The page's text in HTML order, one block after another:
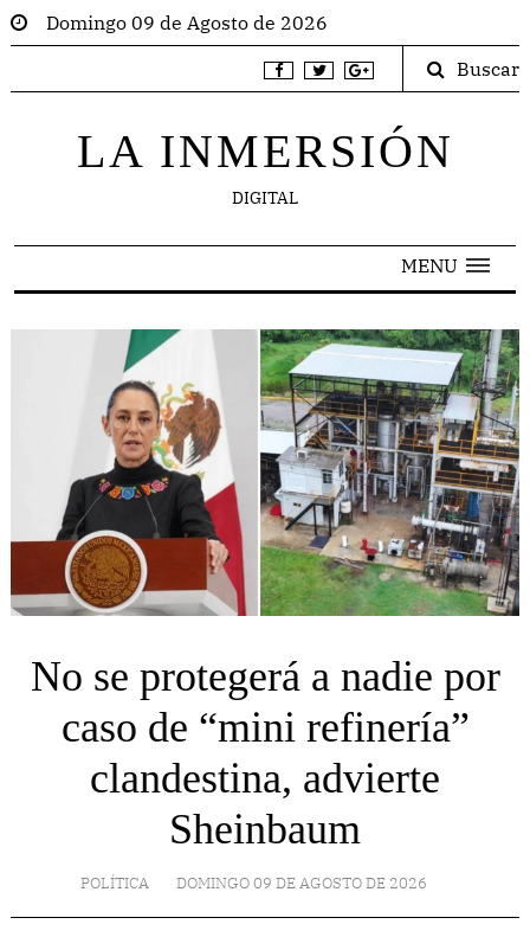
Domingo 09 de Agosto de 2026
Buscar
LA INMERSIÓN
DIGITAL
MENU
No se protegerá a nadie por
caso de “mini refinería”
clandestina, advierte
Sheinbaum
POLÍTICA DOMINGO 09 DE AGOSTO DE 2026